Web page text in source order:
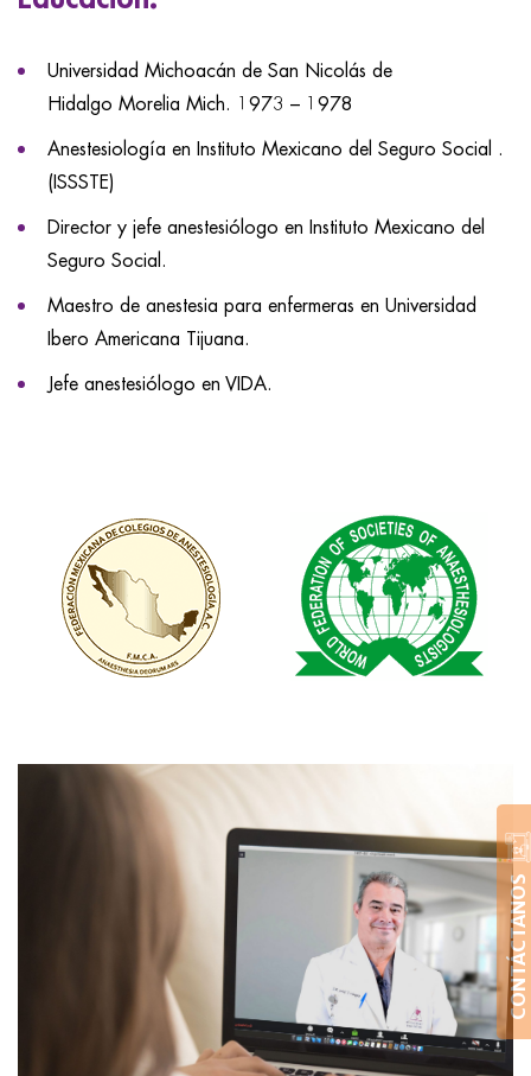
CONTÁCTANOS
Universidad Michoacán de San Nicolás de
Hidalgo Morelia Mich. 1973 – 1978
Anestesiología en Instituto Mexicano del Seguro Social .
(ISSSTE)
Director y jefe anestesiólogo en Instituto Mexicano del
Seguro Social.
Maestro de anestesia para enfermeras en Universidad
Ibero Americana Tijuana.
Jefe anestesiólogo en VIDA.